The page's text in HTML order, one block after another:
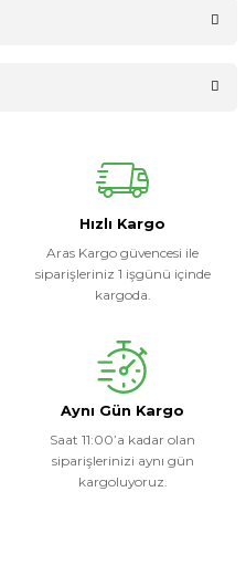
Hızlı Kargo
Aras Kargo güvencesi ile
siparişleriniz 1 işgünü içinde
kargoda.
Aynı Gün Kargo
Saat 11:00’a kadar olan
siparişlerinizi aynı gün
kargoluyoruz.